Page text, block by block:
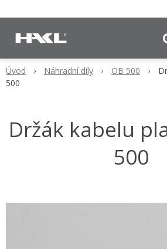
Úvod Náhradní díly OB 500
500
Držák kabelu
500